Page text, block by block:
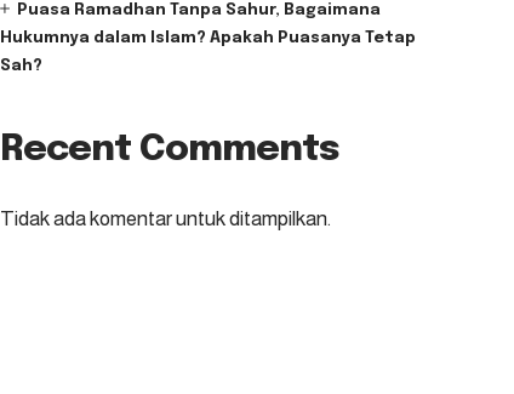
Puasa Ramadhan Tanpa Sahur, Bagaimana
Hukumnya dalam Islam? Apakah Puasanya Tetap
Sah?
Recent Comments
Tidak ada komentar untuk ditampilkan.